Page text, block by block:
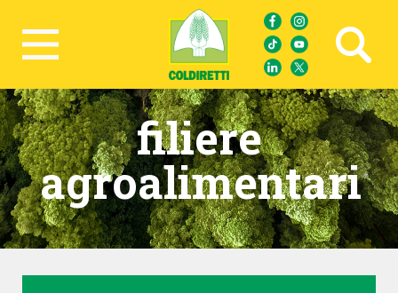
Ricerca avanzata
filiere
agroalimentari